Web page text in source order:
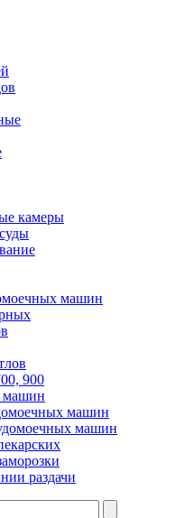
камеры
машин
900
машин
машин
машин
раздачи